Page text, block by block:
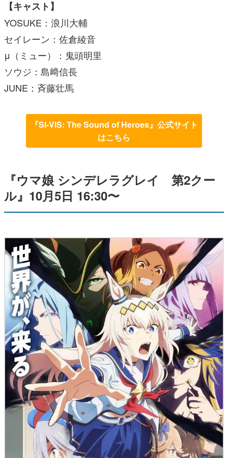
【キャスト】
YOSUKE：浪川大輔
セイレーン：佐倉綾音
μ（ミュー）：鬼頭明里
ソウジ：島﨑信長
JUNE：斉藤壮馬
『SI-VIS: The Sound of Heroes』公式サイト
はこちら
『ウマ娘 シンデレラグレイ 第2クー
ル』10月5日 16:30〜